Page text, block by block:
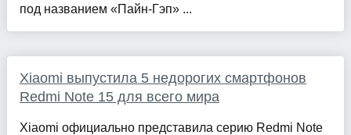
под названием «Пайн-Гэп» ...
Xiaomi выпустила 5 недорогих смартфонов
Redmi Note 15 для всего мира
Xiaomi официально представила серию Redmi Note